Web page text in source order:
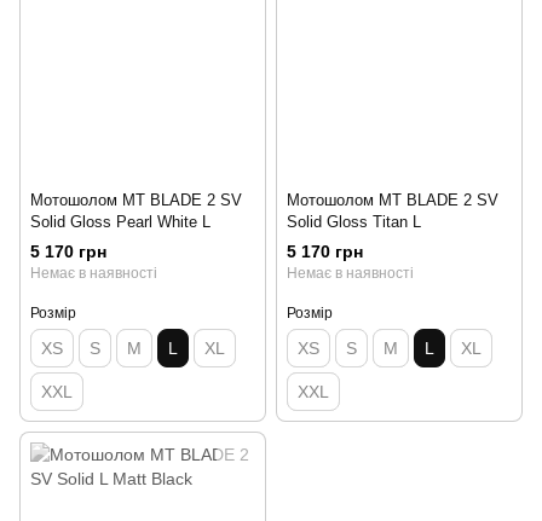
Мотошолом MT BLADE 2 SV
Solid Gloss Pearl White L
5 170 грн
Немає в наявності
Розмір
XS S M L XL
XXL
Мотошолом MT BLADE 2 SV
Solid Gloss Titan L
5 170 грн
Немає в наявності
Розмір
XS S M L XL
XXL